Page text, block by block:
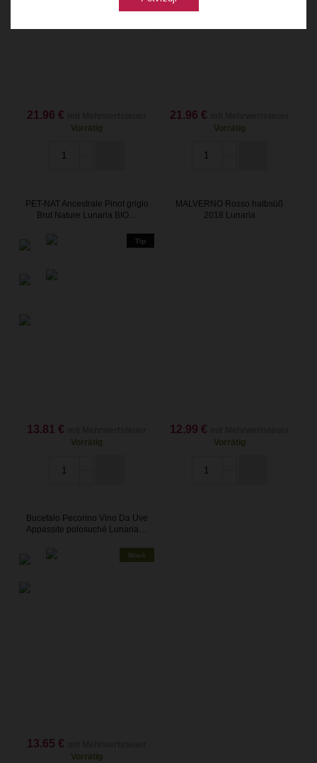
21.96 €
Vorrätig
21.96 €
Vorrätig
PET-NAT Ancestrale Pinot grigio
Brut Nature Lunaria BIO…
Tip
13.81 €
Vorrätig
MALVERNO Rosso halbsüß
2018 Lunaria
12.99 €
Vorrätig
Bucefalo Pecorino Vino Da Uve
Appassite polosuché Lunaria…
Nové
13.65 €
Vorrätig